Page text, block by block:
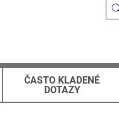
ČASTO KLADENÉ
DOTAZY